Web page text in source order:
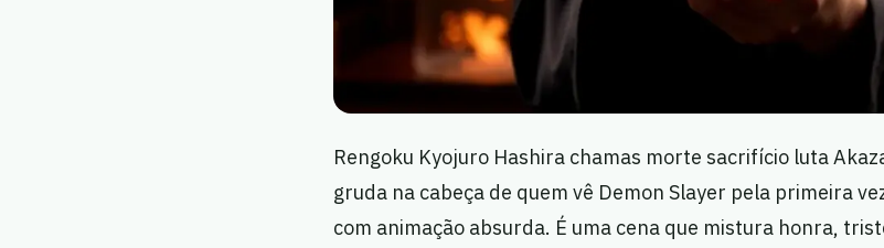
Rengoku Kyojuro Hashira chamas morte sacrifício luta
gruda na cabeça de quem vê Demon Slayer pela primeira
com animação absurda. É uma cena que mistura honra,